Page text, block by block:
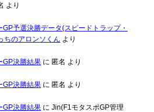
より
予選決勝データ(スピードトラップ・
ちのアロンソくん より
GP決勝結果に 匿名 より
GP決勝結果に 匿名 より
GP決勝結果に Jin(F1モタスポGP管理